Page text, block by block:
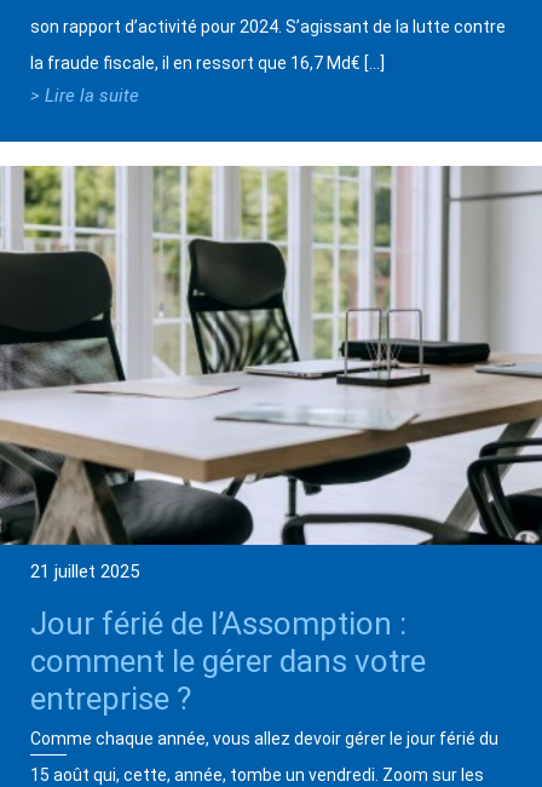
son rapport d’activité pour 2024. S’agissant de la lutte contre
la fraude fiscale, il en ressort que 16,7 Md€ […]
> Lire la suite
21 juillet 2025
Jour férié de l’Assomption :
comment le gérer dans votre
entreprise ?
Comme chaque année, vous allez devoir gérer le jour férié du
15 août qui, cette, année, tombe un vendredi. Zoom sur les